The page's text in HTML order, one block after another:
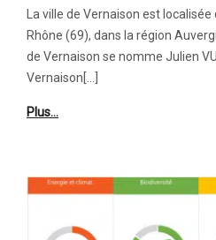
La ville de Vernaison est
Rhône (69), dans la région
de Vernaison se nomme Julien
Vernaison[…]
Plus…